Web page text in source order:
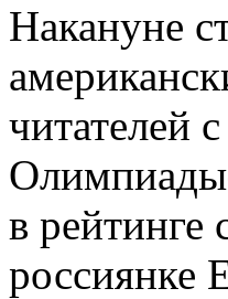
Накануне
читателей
в рейтинге
россиянке